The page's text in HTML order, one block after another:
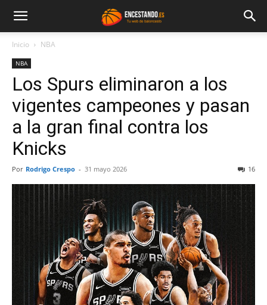
Inicio NBA
NBA
Los Spurs eliminaron a los
vigentes campeones y pasan
a la gran final contra los
Knicks
Por Rodrigo Crespo - 31 mayo 2026 16